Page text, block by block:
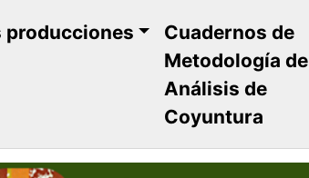
producciones
Cuadernos de
Metodología de
Análisis de
Coyuntura